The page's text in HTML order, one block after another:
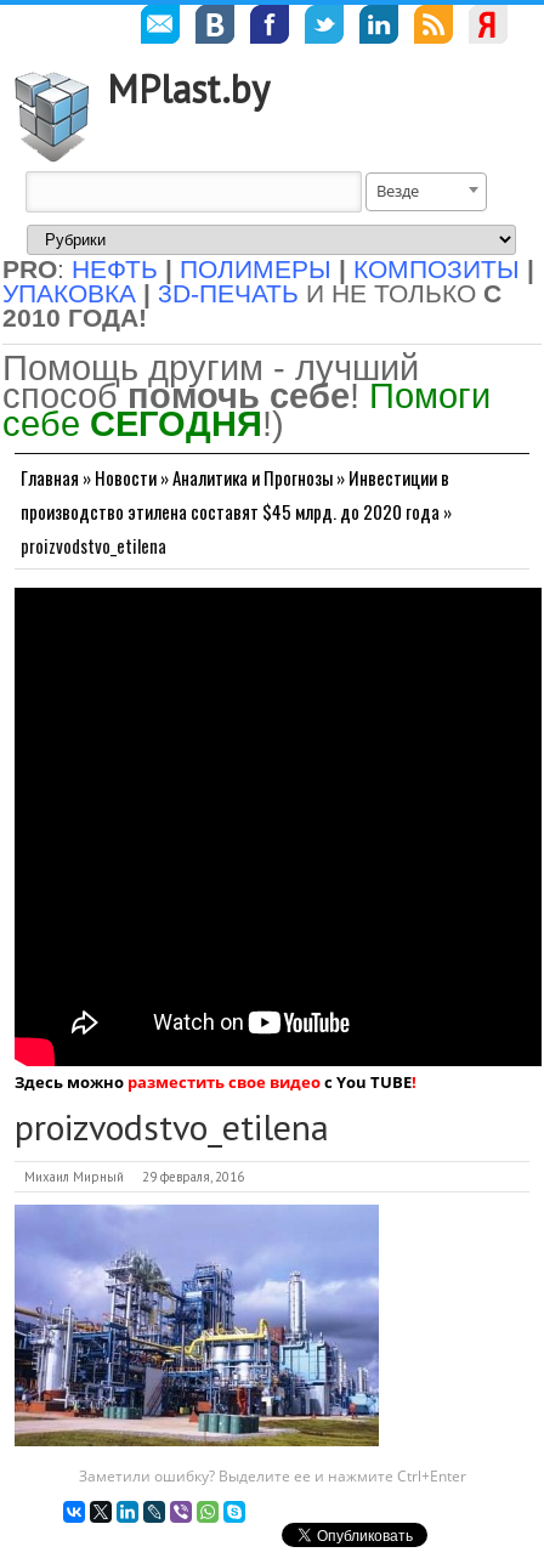
MPlast.by
Везде
PRO: НЕФТЬ | ПОЛИМЕРЫ | КОМПОЗИТЫ |
УПАКОВКА | 3D-ПЕЧАТЬ И НЕ ТОЛЬКО С
2010 ГОДА!
Помощь другим - лучший
способ помочь себе! Помоги
себе СЕГОДНЯ!)
Главная »Новости»Аналитика и Прогнозы»Инвестиции в
производство этилена составят $45 млрд. до 2020 года »
proizvodstvo_etilena
Здесь можно разместить свое видеос You TUBE!
proizvodstvo_etilena
Михаил Мирный 29 февраля, 2016
Заметили ошибку? Выделите ее и нажмите Ctrl+Enter